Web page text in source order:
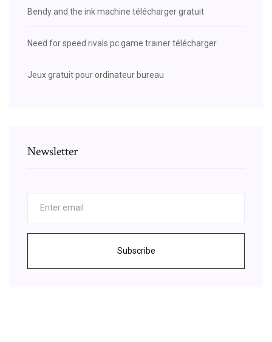
Bendy and the ink machine télécharger gratuit
Need for speed rivals pc game trainer télécharger
Jeux gratuit pour ordinateur bureau
Newsletter
Subscribe